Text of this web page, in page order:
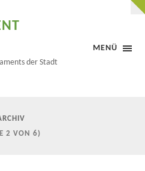
MENÜ
der Stadt
2 VON 6)